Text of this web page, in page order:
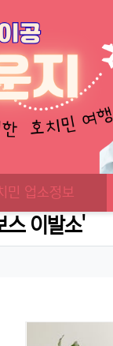
민 업소정보
스 이발소'